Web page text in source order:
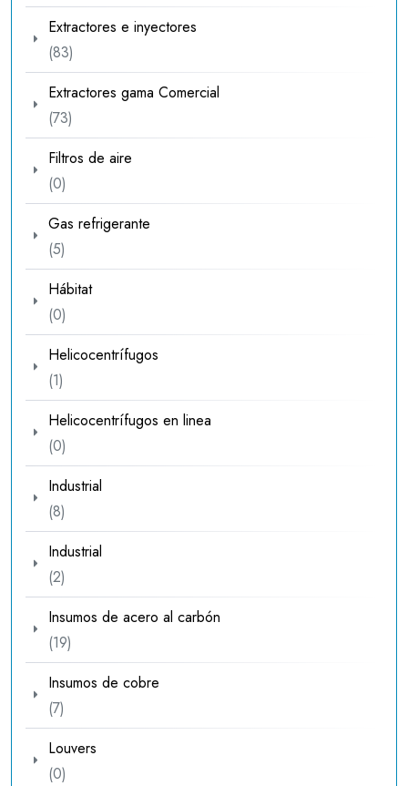
productos
Extractores e inyectores
8383
productos
Extractores gama Comercial
7373
productos
Filtros de aire
00
productos
Gas refrigerante
55
productos
Hábitat
00
productos
Helicocentrífugos
11
producto
Helicocentrífugos en linea
00
productos
Industrial
88
productos
Industrial
22
productos
Insumos de acero al carbón
1919
productos
Insumos de cobre
77
productos
Louvers
00